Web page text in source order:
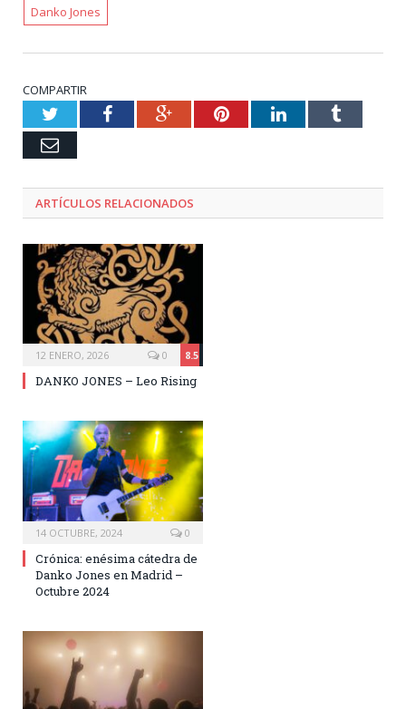
Danko Jones
COMPARTIR
TwitterFacebookGoogle+PinterestLinkedInTumblr
Email
ARTÍCULOS RELACIONADOS
12 ENERO, 2026 8.5
0
DANKO JONES – Leo Rising
14 OCTUBRE, 2024 0
Crónica: enésima cátedra de
Danko Jones en Madrid –
Octubre 2024